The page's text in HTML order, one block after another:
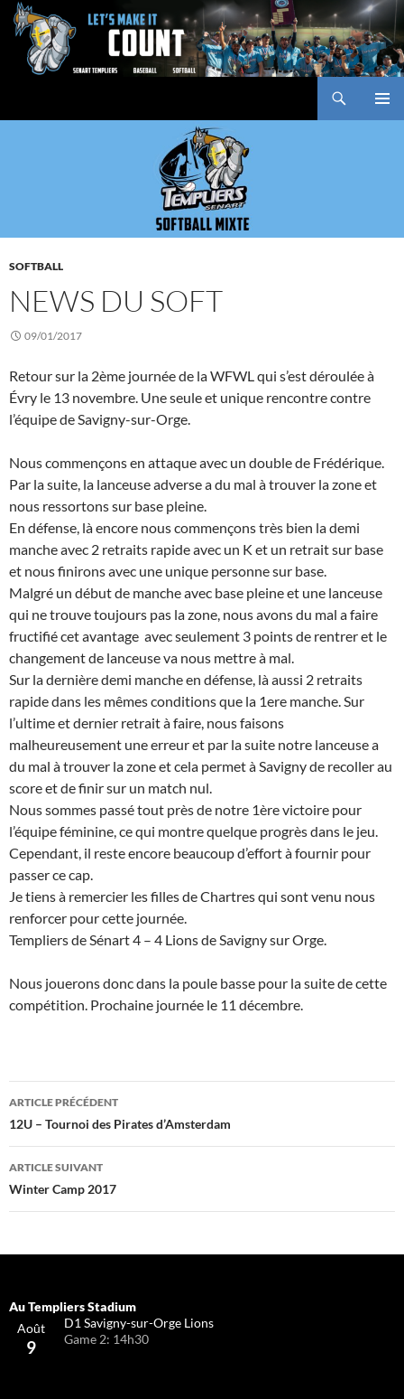
Aller
contenu
SOFTBALL
NEWS DU SOFT
09/01/2017
Retour sur la 2ème journée de la WFWL qui s’est déroulée à
Évry le 13 novembre. Une seule et unique rencontre contre
l’équipe de Savigny-sur-Orge.
Nous commençons en attaque avec un double de Frédérique.
Par la suite, la lanceuse adverse a du mal à trouver la zone et
nous ressortons sur base pleine.
En défense, là encore nous commençons très bien la demi
manche avec 2 retraits rapide avec un K et un retrait sur base
et nous finirons avec une unique personne sur base.
Malgré un début de manche avec base pleine et une lanceuse
qui ne trouve toujours pas la zone, nous avons du mal a faire
fructifié cet avantage avec seulement 3 points de rentrer et le
changement de lanceuse va nous mettre à mal.
Sur la dernière demi manche en défense, là aussi 2 retraits
rapide dans les mêmes conditions que la 1ere manche. Sur
l’ultime et dernier retrait à faire, nous faisons
malheureusement une erreur et par la suite notre lanceuse a
du mal à trouver la zone et cela permet à Savigny de recoller au
score et de finir sur un match nul.
Nous sommes passé tout près de notre 1ère victoire pour
l’équipe féminine, ce qui montre quelque progrès dans le jeu.
Cependant, il reste encore beaucoup d’effort à fournir pour
passer ce cap.
Je tiens à remercier les filles de Chartres qui sont venu nous
renforcer pour cette journée.
Templiers de Sénart 4 – 4 Lions de Savigny sur Orge.
Nous jouerons donc dans la poule basse pour la suite de cette
compétition. Prochaine journée le 11 décembre.
Navigation
des
articles
ARTICLE PRÉCÉDENT
12U – Tournoi des Pirates d’Amsterdam
ARTICLE SUIVANT
Winter Camp 2017
Août
9
D1 Savigny-sur-Orge Lions
Game 2: 14h30